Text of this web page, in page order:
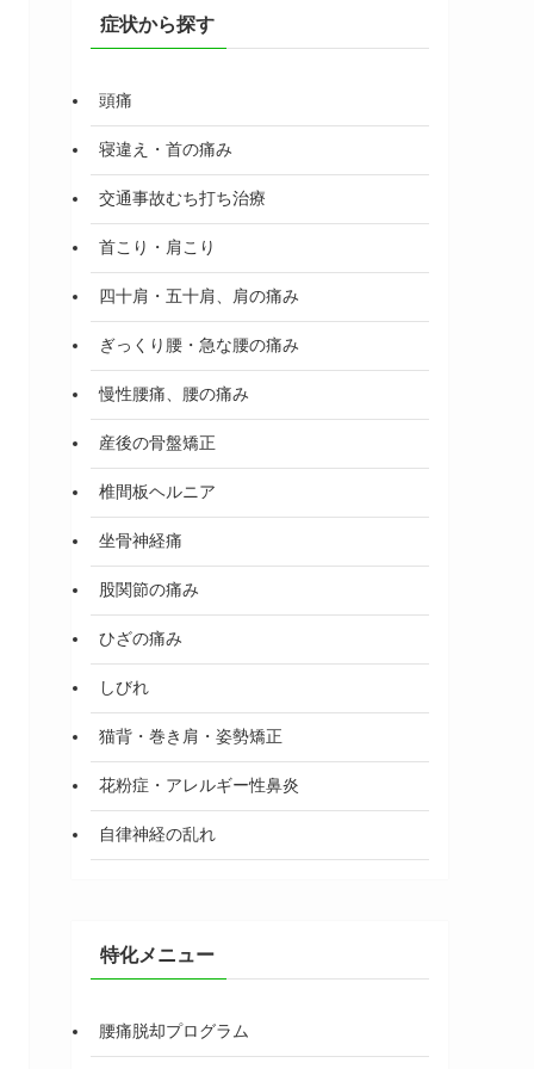
症状から探す
頭痛
寝違え・首の痛み
交通事故むち打ち治療
首こり・肩こり
四十肩・五十肩、肩の痛み
ぎっくり腰・急な腰の痛み
慢性腰痛、腰の痛み
産後の骨盤矯正
椎間板ヘルニア
坐骨神経痛
股関節の痛み
ひざの痛み
しびれ
猫背・巻き肩・姿勢矯正
花粉症・アレルギー性鼻炎
自律神経の乱れ
特化メニュー
腰痛脱却プログラム